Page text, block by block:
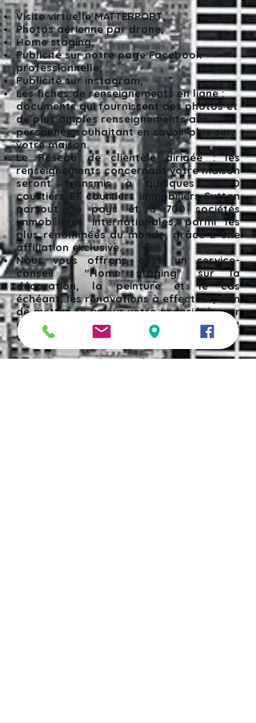
Visite virtuelle MATTERPORT,
Photos aérienne par drone,
Home staging,
Publicité sur notre page Facebook
professionnelle​,
Publicité sur instagram,
Les fiches de renseignements en ligne :
documents qui fournissent des photos et
de plus amples renseignements aux
personnes souhaitant en savoir plus sur
votre maison.
Le Réseau de clientèle dirigée : les
renseignements concernant votre maison
seront transmis à quelques 15000
courtiers ET courtiers immobiliers Sutton
partout au pays et à 700 sociétés
immobilières internationales, parmi les
plus renommées du monde, grâce à une
affiliation exclusive.​
Nous vous offrons aussi un service-
conseil "Home staging" sur la
décoration, la peinture et le cas
échéant, les rénovations à effectuer, afin
de mettre en valeur votre propriété pour
aller chercher un maximum de profit et
vendre dans le délai que vous souhaitez
Nous vous aiderons à déterminer les